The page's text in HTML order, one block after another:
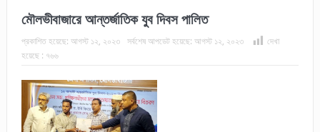
মৌলভীবাজারে আন্তর্জাতিক যুব দিবস পালিত
প্রকাশিত হয়েছে: আগস্ট ১২, ২০২৩ সর্বশেষ আপডেট হয়েছে: আগস্ট ১২, ২০২৩
দেখা
হয়েছে : ৭৬৬